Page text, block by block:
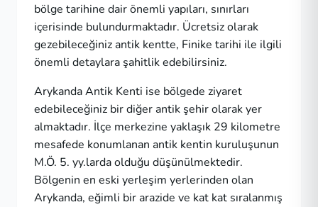
bölge tarihine dair önemli yapıları, sınırları
içerisinde bulundurmaktadır. Ücretsiz olarak
gezebileceğiniz antik kentte, Finike tarihi ile ilgili
önemli detaylara şahitlik edebilirsiniz.
Arykanda Antik Kenti ise bölgede ziyaret
edebileceğiniz bir diğer antik şehir olarak yer
almaktadır. İlçe merkezine yaklaşık 29 kilometre
mesafede konumlanan antik kentin kuruluşunun
M.Ö. 5. yy.larda olduğu düşünülmektedir.
Bölgenin en eski yerleşim yerlerinden olan
Arykanda, eğimli bir arazide ve kat kat sıralanmış